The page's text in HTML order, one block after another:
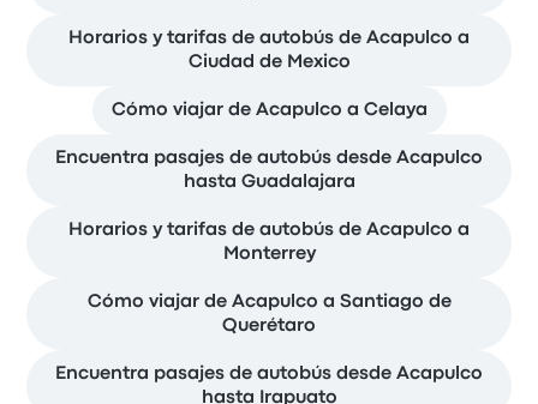
Horarios y tarifas de autobús de Acapulco a
Ciudad de Mexico
Cómo viajar de Acapulco a Celaya
Encuentra pasajes de autobús desde Acapulco
hasta Guadalajara
Horarios y tarifas de autobús de Acapulco a
Monterrey
Cómo viajar de Acapulco a Santiago de
Querétaro
Encuentra pasajes de autobús desde Acapulco
hasta Irapuato